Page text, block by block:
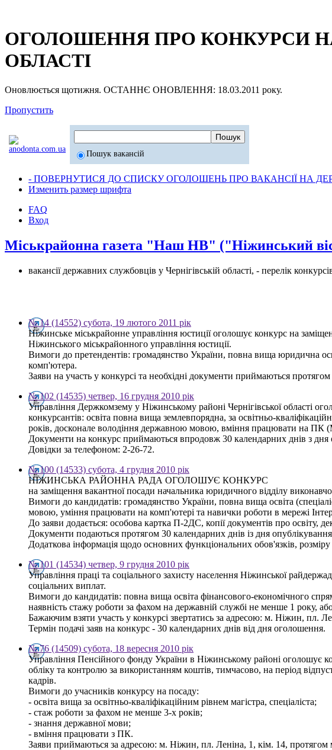
ОГОЛОШЕННЯ ПРО КОНКУРСИ
ОБЛАСТІ
Оновлюється щотижня. ОСТАННЄ ОНОВЛЕННЯ: 18.03.2011 року.
Пропустить
Пошук вакансій
- ПОВЕРНУТИСЯ ДО СПИСКУ ОГОЛОШЕНЬ ПРО ВАКАНСІЇ НА
Изменить размер шрифта
FAQ
Вход
Міськрайонна газета "Наш НВ" ("Ніжинський
вакансії державних службовців у Чернігівській області, - перелік
№ 14 (14552) субота, 19 лютого 2011 рік
Ніжинське міськрайонне управління юстиції оголошує конкурс на
Ніжинського міськрайонного управління юстиції.
Вимоги до претендентів: громадянство України, повна вища юридична
комп'ютера.
Заяви на участь у конкурсі та необхідні документи приймаються
№ 102 (14535) четвер, 16 грудня 2010 рік
Управління Держкомзему у Ніжинському районі Чернігівської області
конкурсантів: освіта повна вища землевпорядна, за освітньо-
років, досконале володіння державною мовою, вміння працювати на ПК
Документи на конкурс приймаються впродовж 30 календарних днів з
Довідки за телефоном: 2-26-72.
№ 100 (14533) субота, 4 грудня 2010 рік
НІЖИНСЬКА РАЙОННА РАДА ОГОЛОШУЄ КОНКУРС
на заміщення вакантної посади начальника юридичного відділу
Вимоги до кандидатів: громадянство України, повна вища освіта
мовою, уміння працювати на комп'ютері та навички роботи в мережі
До заяви додається: особова картка П-2ДС, копії документів про освіту,
Документи подаються протягом 30 календарних днів із дня
Додаткова інформація щодо основних функціональних обов'язків,
№ 101 (14534) четвер, 9 грудня 2010 рік
Управління праці та соціального захисту населення Ніжинської
соціальних виплат.
Вимоги до кандидатів: повна вища освіта фінансового-економічного
наявність стажу роботи за фахом на державній службі не менше 1 року,
Бажаючим взяти участь у конкурсі звертатись за адресою: м. Ніжин, пл.
Термін подачі заяв на конкурс - 30 календарних днів від дня оголошення.
№ 76 (14509) субота, 18 вересня 2010 рік
Управління Пенсійного фонду України в Ніжинському районі оголошує
обліку та контролю за використанням коштів, тимчасово, на період
кадрів.
Вимоги до учасників конкурсу на посаду:
- освіта вища за освітньо-кваліфікаційним рівнем магістра, спеціаліста;
- стаж роботи за фахом не менше 3-х років;
- знання державної мови;
- вміння працювати з ПК.
Заяви приймаються за адресою: м. Ніжин, пл. Леніна, 1, кім. 14, протягом